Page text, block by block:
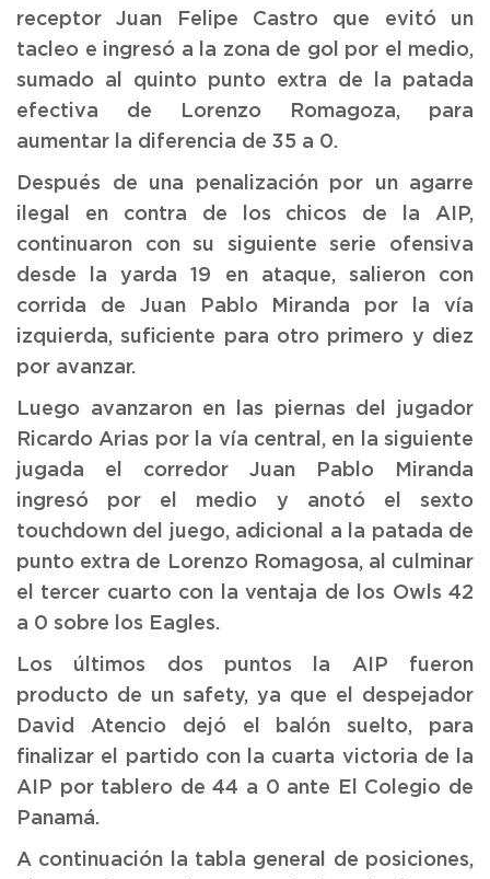
receptor Juan Felipe Castro que evitó un
tacleo e ingresó a la zona de gol por el medio,
sumado al quinto punto extra de la patada
efectiva de Lorenzo Romagoza, para
aumentar la diferencia de 35 a 0.
Después de una penalización por un agarre
ilegal en contra de los chicos de la AIP,
continuaron con su siguiente serie ofensiva
desde la yarda 19 en ataque, salieron con
corrida de Juan Pablo Miranda por la vía
izquierda, suficiente para otro primero y diez
por avanzar.
Luego avanzaron en las piernas del jugador
Ricardo Arias por la vía central, en la siguiente
jugada el corredor Juan Pablo Miranda
ingresó por el medio y anotó el sexto
touchdown del juego, adicional a la patada de
punto extra de Lorenzo Romagosa, al culminar
el tercer cuarto con la ventaja de los Owls 42
a 0 sobre los Eagles.
Los últimos dos puntos la AIP fueron
producto de un safety, ya que el despejador
David Atencio dejó el balón suelto, para
finalizar el partido con la cuarta victoria de la
AIP por tablero de 44 a 0 ante El Colegio de
Panamá.
A continuación la tabla general de posiciones,